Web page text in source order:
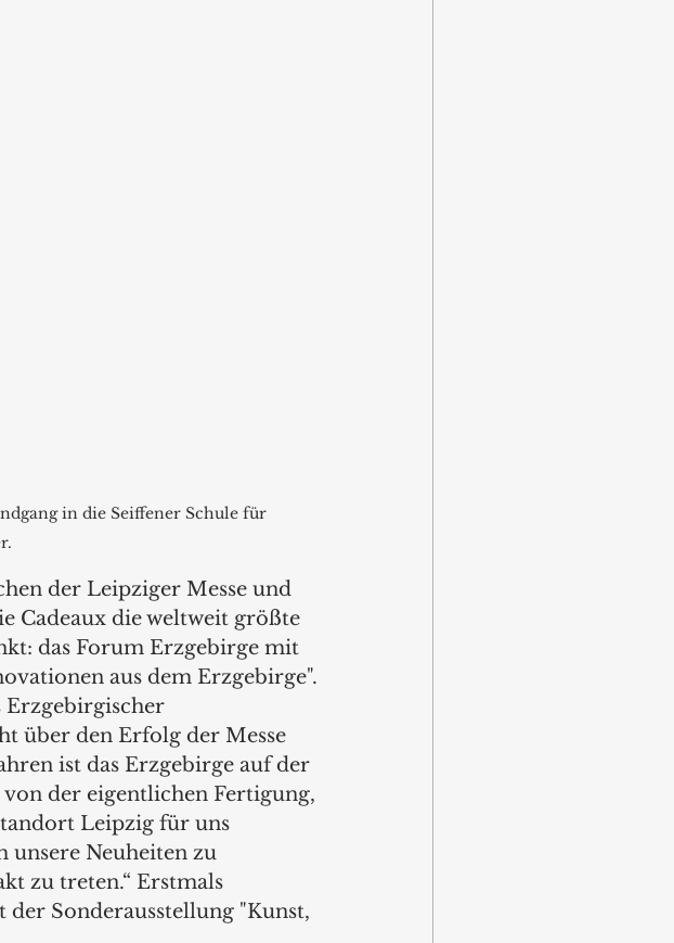
in die Seiffener Schule für
der Leipziger Messe und
Cadeaux die weltweit größte
das Forum Erzgebirge mit
aus dem Erzgebirge".
Erzgebirgischer
über den Erfolg der Messe
ist das Erzgebirge auf der
der eigentlichen Fertigung,
Leipzig für uns
Neuheiten zu
zu treten.“ Erstmals
Sonderausstellung "Kunst,